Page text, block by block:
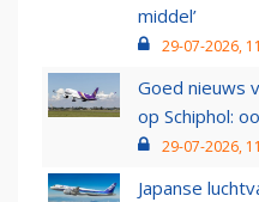
middel’
29-07-2026,
Goed nieuws
op Schiphol:
29-07-2026,
Japanse